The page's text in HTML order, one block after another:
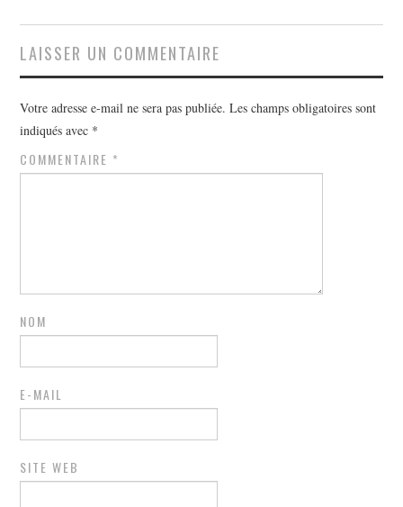
LAISSER UN COMMENTAIRE
Votre adresse e-mail ne sera pas publiée. Les champs obligatoires sont
indiqués avec *
COMMENTAIRE *
NOM
E-MAIL
SITE WEB